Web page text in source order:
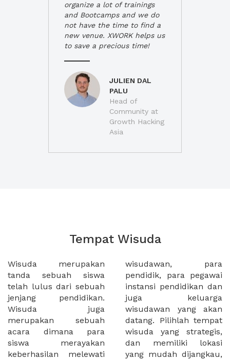
organize a lot of trainings
and Bootcamps and we do
not have the time to find a
new venue. XWORK helps us
to save a precious time!
JULIEN DAL
PALU
Head of
Community at
Growth Hacking
Asia
Tempat Wisuda
Wisuda merupakan
tanda sebuah siswa
telah lulus dari sebuah
jenjang pendidikan.
Wisuda juga
merupakan sebuah
acara dimana para
siswa merayakan
keberhasilan melewati
wisudawan, para
pendidik, para pegawai
instansi pendidikan dan
juga keluarga
wisudawan yang akan
datang. Pilihlah tempat
wisuda yang strategis,
dan memiliki lokasi
yang mudah dijangkau,